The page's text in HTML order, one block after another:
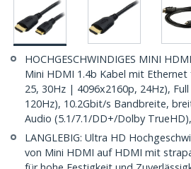
HOCHGESCHWINDIGES MINI
Mini HDMI 1.4b Kabel mit Ethernet
25, 30Hz | 4096x2160p, 24Hz),
120Hz), 10.2Gbit/s Bandbreite,
Audio (5.1/7.1/DD+/Dolby
LANGLEBIG: Ultra HD
von Mini HDMI auf HDMI mit